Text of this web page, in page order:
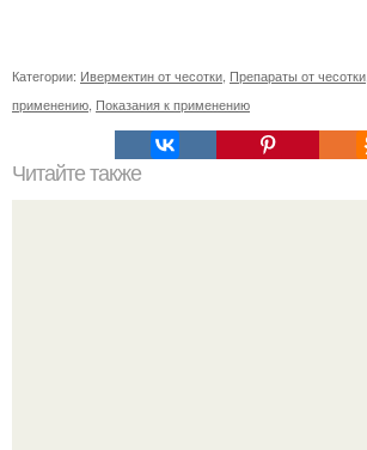
Категории: Ивермектин от чесотки Препараты от чесотки
применению Показания к применению
Читайте также